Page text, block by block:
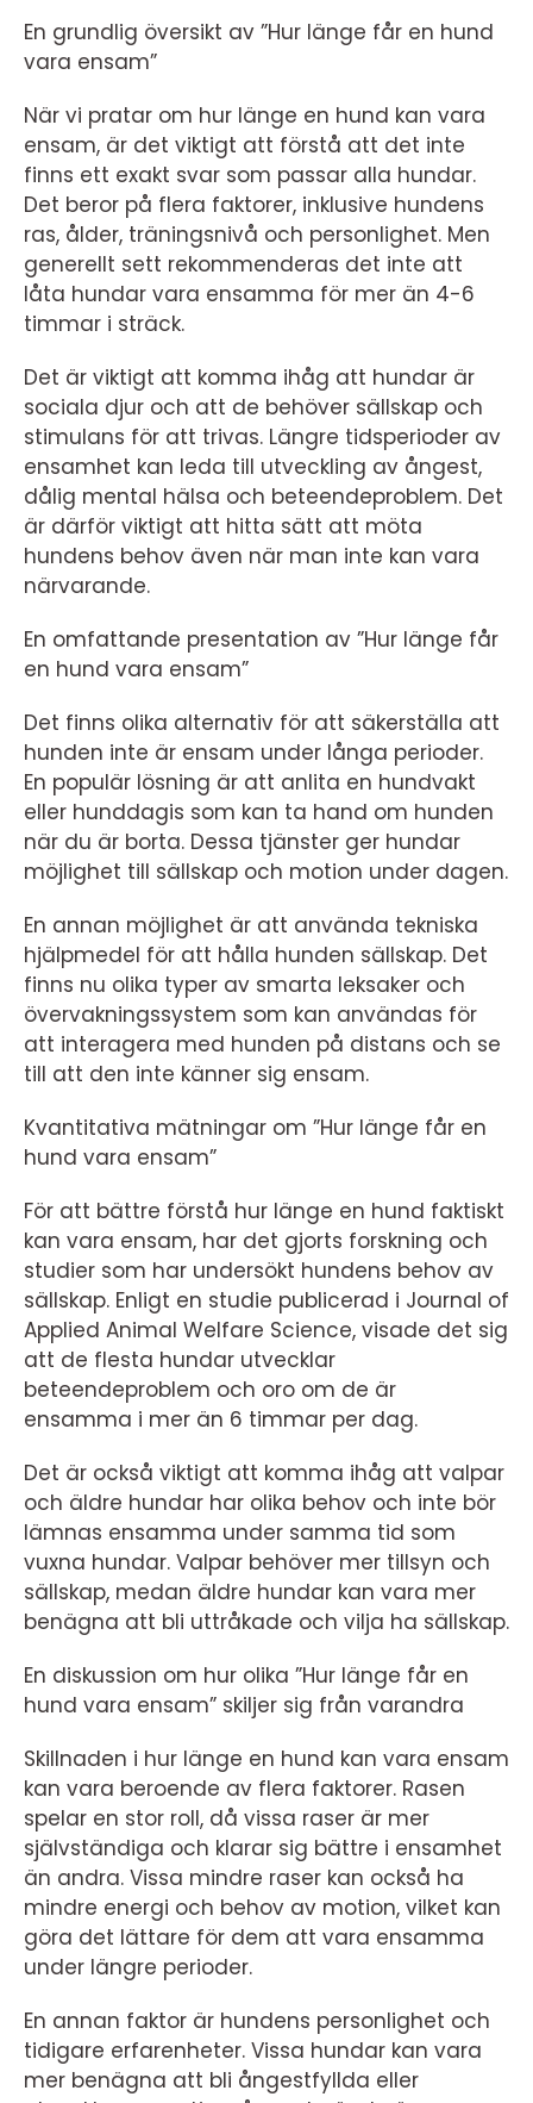
En grundlig översikt av ”Hur länge får en hund
vara ensam”
När vi pratar om hur länge en hund kan vara
ensam, är det viktigt att förstå att det inte
finns ett exakt svar som passar alla hundar.
Det beror på flera faktorer, inklusive hundens
ras, ålder, träningsnivå och personlighet. Men
generellt sett rekommenderas det inte att
låta hundar vara ensamma för mer än 4-6
timmar i sträck.
Det är viktigt att komma ihåg att hundar är
sociala djur och att de behöver sällskap och
stimulans för att trivas. Längre tidsperioder av
ensamhet kan leda till utveckling av ångest,
dålig mental hälsa och beteendeproblem. Det
är därför viktigt att hitta sätt att möta
hundens behov även när man inte kan vara
närvarande.
En omfattande presentation av ”Hur länge får
en hund vara ensam”
Det finns olika alternativ för att säkerställa att
hunden inte är ensam under långa perioder.
En populär lösning är att anlita en hundvakt
eller hunddagis som kan ta hand om hunden
när du är borta. Dessa tjänster ger hundar
möjlighet till sällskap och motion under dagen.
En annan möjlighet är att använda tekniska
hjälpmedel för att hålla hunden sällskap. Det
finns nu olika typer av smarta leksaker och
övervakningssystem som kan användas för
att interagera med hunden på distans och se
till att den inte känner sig ensam.
Kvantitativa mätningar om ”Hur länge får en
hund vara ensam”
För att bättre förstå hur länge en hund faktiskt
kan vara ensam, har det gjorts forskning och
studier som har undersökt hundens behov av
sällskap. Enligt en studie publicerad i Journal of
Applied Animal Welfare Science, visade det sig
att de flesta hundar utvecklar
beteendeproblem och oro om de är
ensamma i mer än 6 timmar per dag.
Det är också viktigt att komma ihåg att valpar
och äldre hundar har olika behov och inte bör
lämnas ensamma under samma tid som
vuxna hundar. Valpar behöver mer tillsyn och
sällskap, medan äldre hundar kan vara mer
benägna att bli uttråkade och vilja ha sällskap.
En diskussion om hur olika ”Hur länge får en
hund vara ensam” skiljer sig från varandra
Skillnaden i hur länge en hund kan vara ensam
kan vara beroende av flera faktorer. Rasen
spelar en stor roll, då vissa raser är mer
självständiga och klarar sig bättre i ensamhet
än andra. Vissa mindre raser kan också ha
mindre energi och behov av motion, vilket kan
göra det lättare för dem att vara ensamma
under längre perioder.
En annan faktor är hundens personlighet och
tidigare erfarenheter. Vissa hundar kan vara
mer benägna att bli ångestfyllda eller